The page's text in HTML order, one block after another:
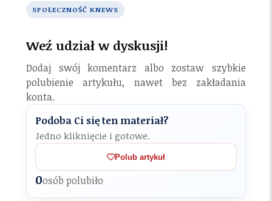
SPOŁECZNOŚĆ KNEWS
Weź udział w dyskusji!
Dodaj swój komentarz albo zostaw szybkie
polubienie artykułu, nawet bez zakładania
konta.
Podoba Ci się ten materiał?
Jedno kliknięcie i gotowe.
Polub artykuł
0osób polubiło